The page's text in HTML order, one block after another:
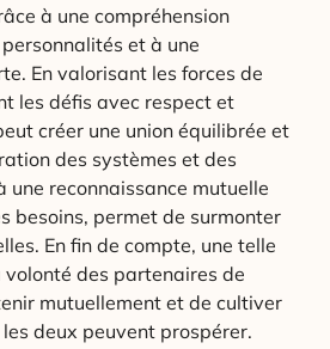
à une compréhension
et à une
En valorisant les forces de
les défis avec respect et
créer une union équilibrée et
des systèmes et des
une reconnaissance mutuelle
besoins, permet de surmonter
En fin de compte, une telle
des partenaires de
mutuellement et de cultiver
deux peuvent prospérer.